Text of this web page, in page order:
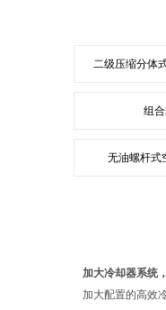
加大冷却器系统
加大配置的高效
二级压缩分体
组
无油螺杆式